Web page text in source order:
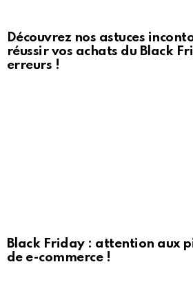
Découvrez nos astuces
réussir vos achats du Black
erreurs !
Black Friday : attention aux
de e-commerce !